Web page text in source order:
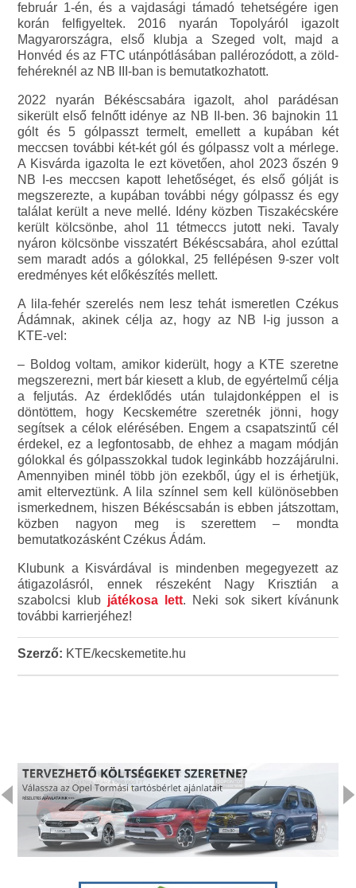
február 1-én, és a vajdasági támadó tehetségére igen
korán felfigyeltek. 2016 nyarán Topolyáról igazolt
Magyarországra, első klubja a Szeged volt, majd a
Honvéd és az FTC utánpótlásában pallérozódott, a zöld-
fehéreknél az NB III-ban is bemutatkozhatott.
2022 nyarán Békéscsabára igazolt, ahol parádésan
sikerült első felnőtt idénye az NB II-ben. 36 bajnokin 11
gólt és 5 gólpasszt termelt, emellett a kupában két
meccsen további két-két gól és gólpassz volt a mérlege.
A Kisvárda igazolta le ezt követően, ahol 2023 őszén 9
NB I-es meccsen kapott lehetőséget, és első gólját is
megszerezte, a kupában további négy gólpassz és egy
találat került a neve mellé. Idény közben Tiszakécskére
került kölcsönbe, ahol 11 tétmeccs jutott neki. Tavaly
nyáron kölcsönbe visszatért Békéscsabára, ahol ezúttal
sem maradt adós a gólokkal, 25 fellépésen 9-szer volt
eredményes két előkészítés mellett.
A lila-fehér szerelés nem lesz tehát ismeretlen Czékus
Ádámnak, akinek célja az, hogy az NB I-ig jusson a
KTE-vel:
– Boldog voltam, amikor kiderült, hogy a KTE szeretne
megszerezni, mert bár kiesett a klub, de egyértelmű célja
a feljutás. Az érdeklődés után tulajdonképpen el is
döntöttem, hogy Kecskemétre szeretnék jönni, hogy
segítsek a célok elérésében. Engem a csapatszintű cél
érdekel, ez a legfontosabb, de ehhez a magam módján
gólokkal és gólpasszokkal tudok leginkább hozzájárulni.
Amennyiben minél több jön ezekből, úgy el is érhetjük,
amit elterveztünk. A lila színnel sem kell különösebben
ismerkednem, hiszen Békéscsabán is ebben játszottam,
közben nagyon meg is szerettem – mondta
bemutatkozásként Czékus Ádám.
Klubunk a Kisvárdával is mindenben megegyezett az
átigazolásról, ennek részeként Nagy Krisztián a
szabolcsi klub játékosa lett. Neki sok sikert kívánunk
további karrierjéhez!
Szerző: KTE/kecskemetite.hu